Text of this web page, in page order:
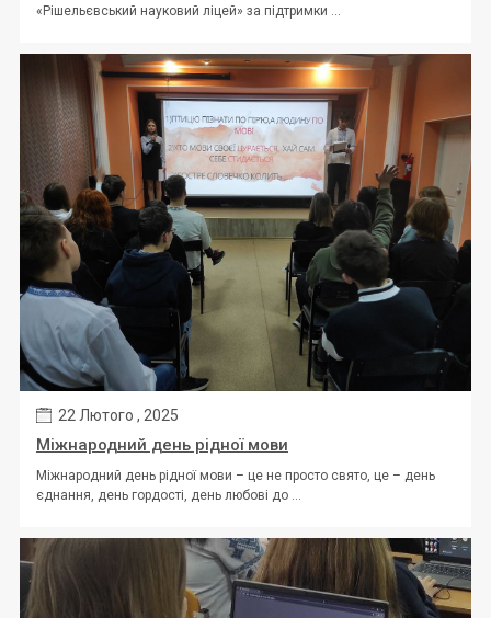
«Рішельєвський науковий ліцей» за підтримки ...
22 Лютого , 2025
Міжнародний день рідної мови
Міжнародний день рідної мови – це не просто свято, це – день
єднання, день гордості, день любові до ...